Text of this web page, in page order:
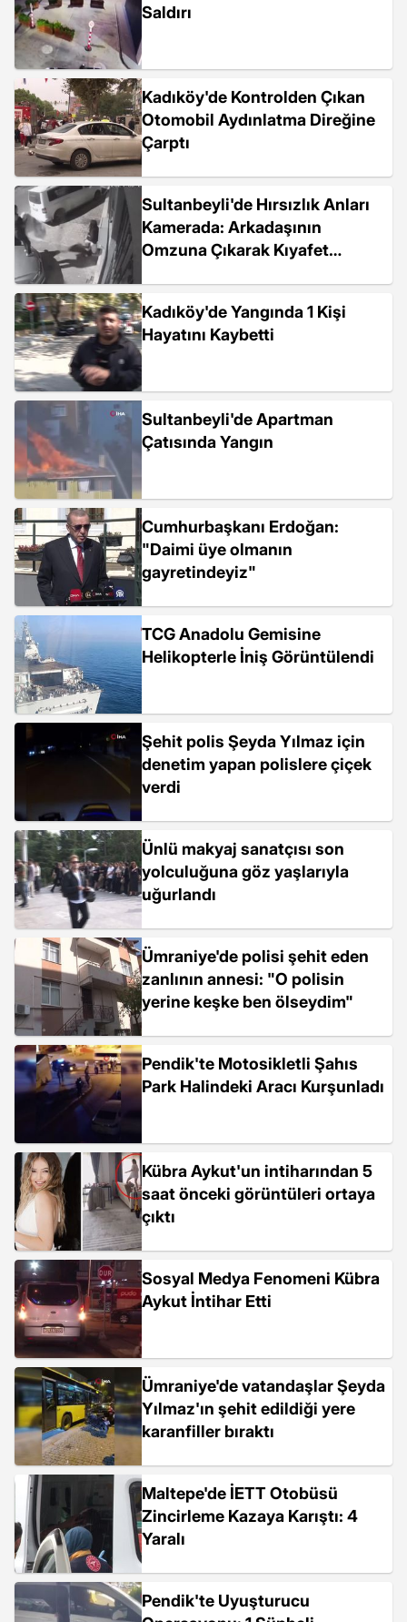
Saldırı
Kadıköy'de Kontrolden Çıkan
Otomobil Aydınlatma Direğine
Çarptı
Sultanbeyli'de Hırsızlık Anları
Kamerada: Arkadaşının
Omzuna Çıkarak Kıyafet
Kadıköy'de Yangında 1 Kişi
Hayatını Kaybetti
Sultanbeyli'de Apartman
Çatısında Yangın
Cumhurbaşkanı Erdoğan:
"Daimi üye olmanın
gayretindeyiz"
TCG Anadolu Gemisine
Helikopterle İniş Görüntülendi
Şehit polis Şeyda Yılmaz için
denetim yapan polislere çiçek
verdi
Ünlü makyaj sanatçısı son
yolculuğuna göz yaşlarıyla
uğurlandı
Ümraniye'de polisi şehit eden
zanlının annesi: "O polisin
yerine keşke ben ölseydim"
Pendik'te Motosikletli Şahıs
Park Halindeki Aracı Kurşunladı
Kübra Aykut'un intiharından 5
saat önceki görüntüleri ortaya
çıktı
Sosyal Medya Fenomeni Kübra
Aykut İntihar Etti
Ümraniye'de vatandaşlar Şeyda
Yılmaz'ın şehit edildiği yere
karanfiller bıraktı
Maltepe'de İETT Otobüsü
Zincirleme Kazaya Karıştı: 4
Yaralı
Pendik'te Uyuşturucu